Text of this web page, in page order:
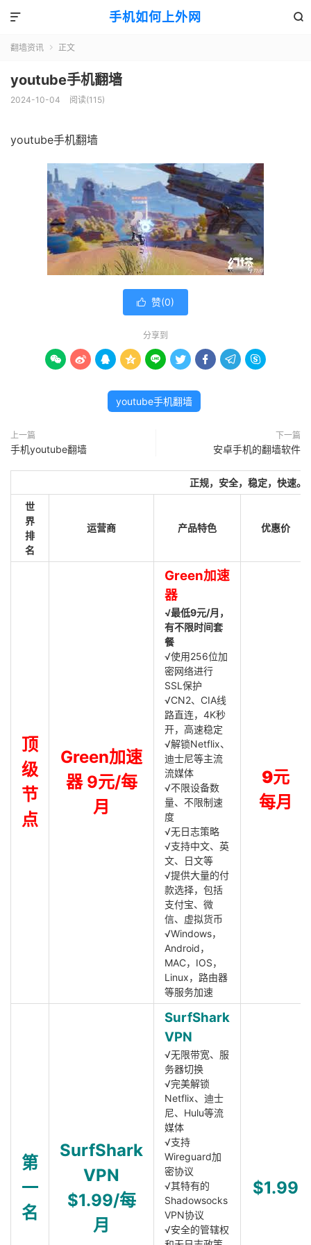
手机如何上外网 

翻墙资讯  正文
youtube手机翻墙
2024-10-04 阅读(115)
youtube手机翻墙
 赞(0)
分享到
        
youtube手机翻墙
上一篇
手机youtube翻墙
下一篇
安卓手机的翻墙软件
正规，安全，稳定，快速。
世
界
排
名
运营商 产品特色 优惠价
顶
级
节
点
Green加速
器 9元/每
月
Green加速
器
√最低9元/月，
有不限时间套
餐
√使用256位加
密网络进行
SSL保护
√CN2、CIA线
路直连，4K秒
开，高速稳定
√解锁Netflix、
迪士尼等主流
流媒体
√不限设备数
量、不限制速
度
√无日志策略
√支持中文、英
文、日文等
√提供大量的付
款选择，包括
支付宝、微
信、虚拟货币
√Windows，
Android，
MAC，IOS，
Linux，路由器
等服务加速
9元
每月
第
一
名
SurfShark
VPN
$1.99/每
月
SurfShark
VPN
√无限带宽、服
务器切换
√完美解锁
Netflix、迪士
尼、Hulu等流
媒体
√支持
Wireguard加
密协议
√其特有的
Shadowsocks
VPN协议
√安全的管辖权
$1.99